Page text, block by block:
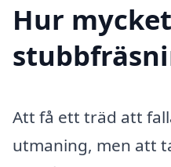
Hur
Att få ett träd att
utmaning, men att